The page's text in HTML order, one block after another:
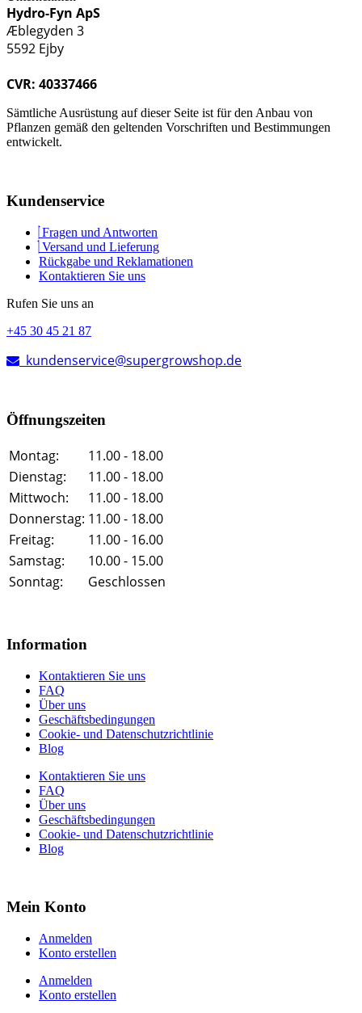
Hydro-Fyn ApS
Æblegyden 3
5592 Ejby
CVR: 40337466
Sämtliche Ausrüstung auf dieser Seite ist für den Anbau von
Pflanzen gemäß den geltenden Vorschriften und Bestimmungen
entwickelt.
Kundenservice
Fragen und Antworten
Versand und Lieferung
Rückgabe und Reklamationen
Kontaktieren Sie uns
Rufen Sie uns an
+45 30 45 21 87
kundenservice@supergrowshop.de
Öffnungszeiten
Montag:
11.00 - 18.00
Dienstag:
11.00 - 18.00
Mittwoch:
11.00 - 18.00
Donnerstag: 11.00 - 18.00
Freitag:
11.00 - 16.00
Samstag:
10.00 - 15.00
Sonntag:
Geschlossen
Information
Kontaktieren Sie uns
FAQ
Über uns
Geschäftsbedingungen
Cookie- und Datenschutzrichtlinie
Blog
Kontaktieren Sie uns
FAQ
Über uns
Geschäftsbedingungen
Cookie- und Datenschutzrichtlinie
Blog
Mein Konto
Anmelden
Konto erstellen
Anmelden
Konto erstellen